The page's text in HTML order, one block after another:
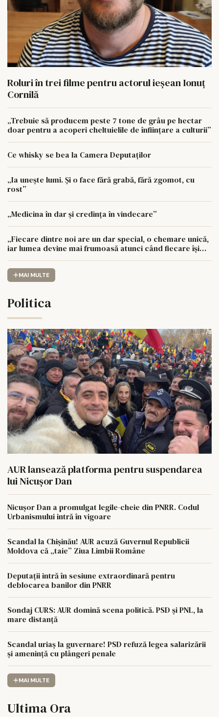
Roluri în trei filme pentru actorul ieşean Ionuţ
Cornilă
„Trebuie să producem peste 7 tone de grâu pe hectar
doar pentru a acoperi cheltuielile de înființare a culturii”
Ce whisky se bea la Camera Deputaților
„Ia unește lumi. Și o face fără grabă, fără zgomot, cu
rost”
„Medicina în dar și credința în vindecare”
„Fiecare dintre noi are un dar special, o chemare unică,
iar lumea devine mai frumoasă atunci când fiecare își
MAI MULTE
Politica
AUR lansează platforma pentru suspendarea
lui Nicușor Dan
Nicușor Dan a promulgat legile-cheie din PNRR. Codul
Urbanismului intră în vigoare
Scandal la Chișinău! AUR acuză Guvernul Republicii
Moldova că „taie” Ziua Limbii Române
Deputații intră în sesiune extraordinară pentru
deblocarea banilor din PNRR
Sondaj CURS: AUR domină scena politică. PSD și PNL, la
mare distanță
Scandal uriaș la guvernare! PSD refuză legea salarizării
și amenință cu plângeri penale
MAI MULTE
Ultima Ora